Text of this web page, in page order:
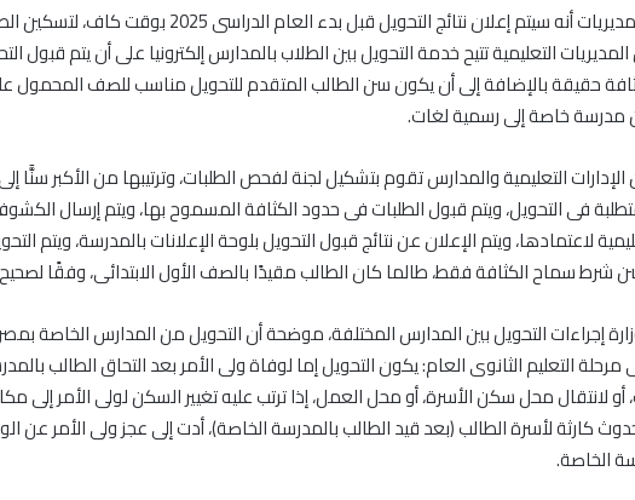
وأوضحت المديريات أنه سيتم إعلان نتائج التحويل قبل بدء
التعليمية تتيح خدمة التحويل بين الطلاب بالمدارس إلكترونيا على أن يتم قبول
حقيقة بالإضافة إلى أن يكون سن الطالب المتقدم للتحويل مناسب للصف المحمول
مدرسة خاصة إلى رسمية لغات.
التعليمية والمدارس تقوم بتشكيل لجنة لفحص الطلبات، وترتيبها من الأكبر سنًّا
فى التحويل، ويتم قبول الطلبات فى حدود الكثافة المسموح بها، ويتم إرسال
لاعتمادها، ويتم الإعلان عن نتائج قبول التحويل بلوحة الإعلانات بالمدرسة، ويتم
شرط سماح الكثافة فقط، طالما كان الطالب مقيدًا بالصف الأول الابتدائى، وفقًا
إجراءات التحويل بين المدارس المختلفة، موضحة أن التحويل من المدارس الخاصة
التعليم الثانوى العام: يكون التحويل إما لوفاة ولى الأمر بعد التحاق الطالب
لانتقال محل سكن الأسرة، أو محل العمل، إذا ترتب عليه تغيير السكن لولى الأمر إلى
كارثة لأسرة الطالب (بعد قيد الطالب بالمدرسة الخاصة)، أدت إلى عجز ولى الأمر عن
الخاصة.
عنها
كانت
سببا
في
التيسير
نساء
الأمة،
وقدمت
نموذجا
خالدا
الإنفاق
في
سبيل
الله
لمعاهد
فلسطين
بنسبة